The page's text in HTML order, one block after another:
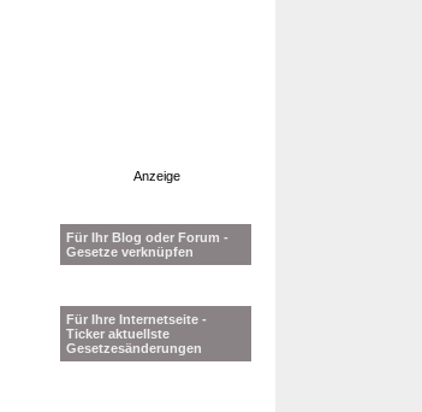
Anzeige
Für Ihr Blog oder Forum -
Gesetze verknüpfen
Für Ihre Internetseite -
Ticker aktuellste
Gesetzesänderungen